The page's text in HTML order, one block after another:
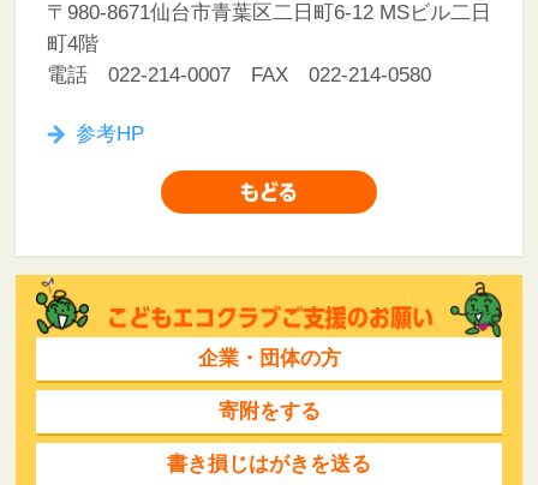
〒980-8671仙台市青葉区二日町6-12 MSビル二日
町4階
電話 022-214-0007 FAX 022-214-0580
参考HP
企業・団体の方
寄附をする
書き損じはがきを送る